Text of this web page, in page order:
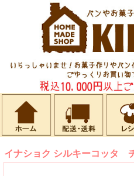
イナショク シルキーコッタ